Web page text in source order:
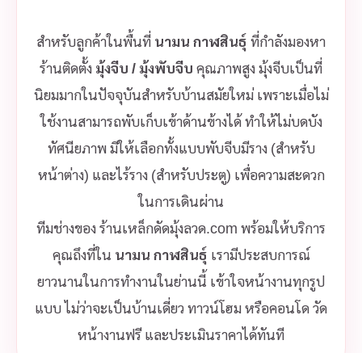
สำหรับลูกค้าในพื้นที่ นามน กาฬสินธุ์ ที่กำลังมองหา
ร้านติดตั้ง มุ้งจีบ / มุ้งพับจีบ คุณภาพสูง มุ้งจีบเป็นที่
นิยมมากในปัจจุบันสำหรับบ้านสมัยใหม่ เพราะเมื่อไม่
ใช้งานสามารถพับเก็บเข้าด้านข้างได้ ทำให้ไม่บดบัง
ทัศนียภาพ มีให้เลือกทั้งแบบพับจีบมีราง (สำหรับ
หน้าต่าง) และไร้ราง (สำหรับประตู) เพื่อความสะดวก
ในการเดินผ่าน
ทีมช่างของ ร้านเหล็กดัดมุ้งลวด.com พร้อมให้บริการ
คุณถึงที่ใน นามน กาฬสินธุ์ เรามีประสบการณ์
ยาวนานในการทำงานในย่านนี้ เข้าใจหน้างานทุกรูป
แบบ ไม่ว่าจะเป็นบ้านเดี่ยว ทาวน์โฮม หรือคอนโด วัด
หน้างานฟรี และประเมินราคาได้ทันที